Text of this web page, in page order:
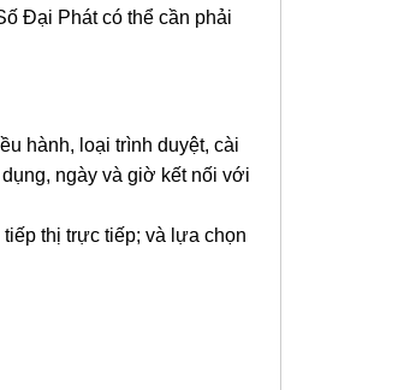
Đại Phát có thể cần phải
hành, loại trình duyệt, cài
ngày và giờ kết nối với
thị trực tiếp; và lựa chọn